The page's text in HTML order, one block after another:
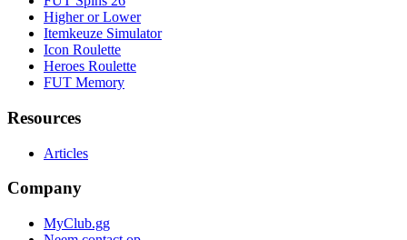
Higher or Lower
Itemkeuze Simulator
Icon Roulette
Heroes Roulette
FUT Memory
Resources
Articles
Company
MyClub.gg